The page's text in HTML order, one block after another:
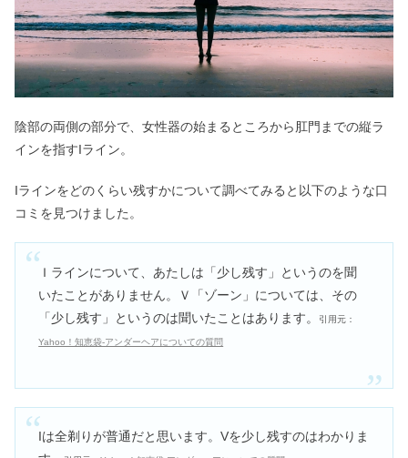
陰部の両側の部分で、女性器の始まるところから肛門までの縦ラ
インを指すIライン。
Iラインをどのくらい残すかについて調べてみると以下のような口
コミを見つけました。
Ｉラインについて、あたしは「少し残す」というのを聞
いたことがありません。Ｖ「ゾーン」については、その
「少し残す」というのは聞いたことはあります。
引用元：
Yahoo！知恵袋-アンダーヘアについての質問
Iは全剃りが普通だと思います。Vを少し残すのはわかりま